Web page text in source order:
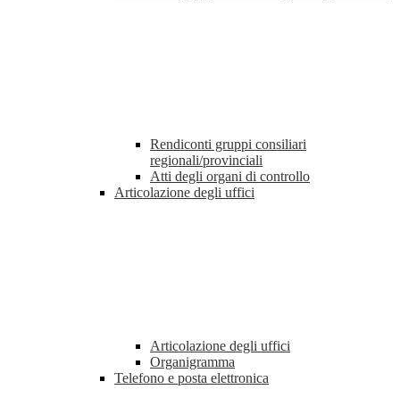
Rendiconti gruppi consiliari
regionali/provinciali
Atti degli organi di controllo
Articolazione degli uffici
Articolazione degli uffici
Organigramma
Telefono e posta elettronica